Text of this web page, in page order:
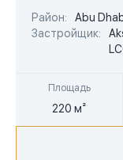
Район:
Abu
Застройщик:
Площадь
220 м²